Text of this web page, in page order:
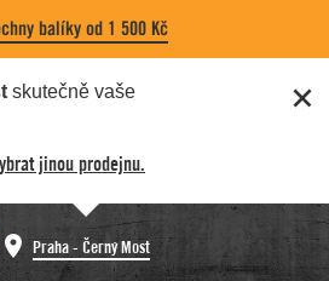
balíky od 1 500 Kč
skutečně vaše
jinou prodejnu.
Praha - Černý Most